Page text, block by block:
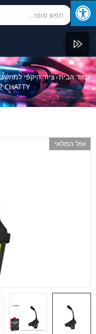
עמוד הבית›ציוד היקפי למחשב
CHATTY
אזל המלאי